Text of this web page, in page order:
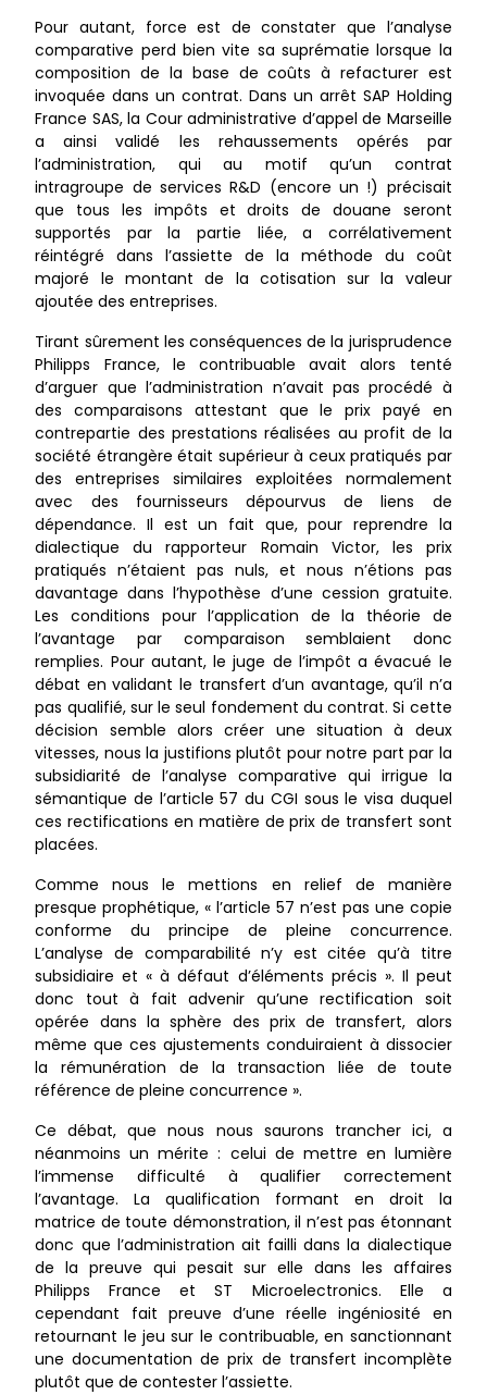
Pour autant, force est de constater que l’analyse
comparative perd bien vite sa suprématie lorsque la
composition de la base de coûts à refacturer est
invoquée dans un contrat. Dans un arrêt SAP Holding
France SAS, la Cour administrative d’appel de Marseille
a ainsi validé les rehaussements opérés par
l’administration, qui au motif qu’un contrat
intragroupe de services R&D (encore un !) précisait
que tous les impôts et droits de douane seront
supportés par la partie liée, a corrélativement
réintégré dans l’assiette de la méthode du coût
majoré le montant de la cotisation sur la valeur
ajoutée des entreprises.
Tirant sûrement les conséquences de la jurisprudence
Philipps France, le contribuable avait alors tenté
d’arguer que l’administration n’avait pas procédé à
des comparaisons attestant que le prix payé en
contrepartie des prestations réalisées au profit de la
société étrangère était supérieur à ceux pratiqués par
des entreprises similaires exploitées normalement
avec des fournisseurs dépourvus de liens de
dépendance. Il est un fait que, pour reprendre la
dialectique du rapporteur Romain Victor, les prix
pratiqués n’étaient pas nuls, et nous n’étions pas
davantage dans l’hypothèse d’une cession gratuite.
Les conditions pour l’application de la théorie de
l’avantage par comparaison semblaient donc
remplies. Pour autant, le juge de l’impôt a évacué le
débat en validant le transfert d’un avantage, qu’il n’a
pas qualifié, sur le seul fondement du contrat. Si cette
décision semble alors créer une situation à deux
vitesses, nous la justifions plutôt pour notre part par la
subsidiarité de l’analyse comparative qui irrigue la
sémantique de l’article 57 du CGI sous le visa duquel
ces rectifications en matière de prix de transfert sont
placées.
Comme nous le mettions en relief de manière
presque prophétique, « l’article 57 n’est pas une copie
conforme du principe de pleine concurrence.
L’analyse de comparabilité n’y est citée qu’à titre
subsidiaire et « à défaut d’éléments précis ». Il peut
donc tout à fait advenir qu’une rectification soit
opérée dans la sphère des prix de transfert, alors
même que ces ajustements conduiraient à dissocier
la rémunération de la transaction liée de toute
référence de pleine concurrence ».
Ce débat, que nous nous saurons trancher ici, a
néanmoins un mérite : celui de mettre en lumière
l’immense difficulté à qualifier correctement
l’avantage. La qualification formant en droit la
matrice de toute démonstration, il n’est pas étonnant
donc que l’administration ait failli dans la dialectique
de la preuve qui pesait sur elle dans les affaires
Philipps France et ST Microelectronics. Elle a
cependant fait preuve d’une réelle ingéniosité en
retournant le jeu sur le contribuable, en sanctionnant
une documentation de prix de transfert incomplète
plutôt que de contester l’assiette.